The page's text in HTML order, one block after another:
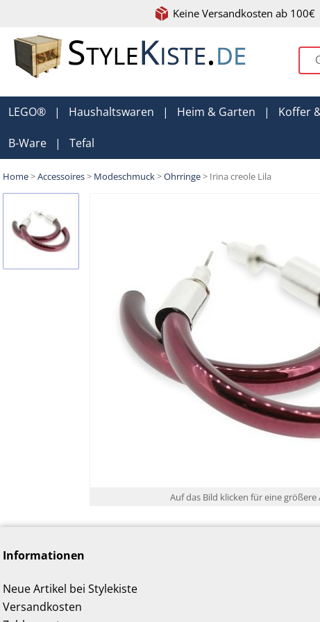
Keine Versandkosten ab 100€
LEGO® | Haushaltswaren | Heim & Garten | Koffer
B-Ware | Tefal
Home>Accessoires> Modeschmuck>Ohrringe> Irina creole Lila
Auf das Bild klicken für eine größere
Informationen
Neue Artikel bei Stylekiste
Versandkosten